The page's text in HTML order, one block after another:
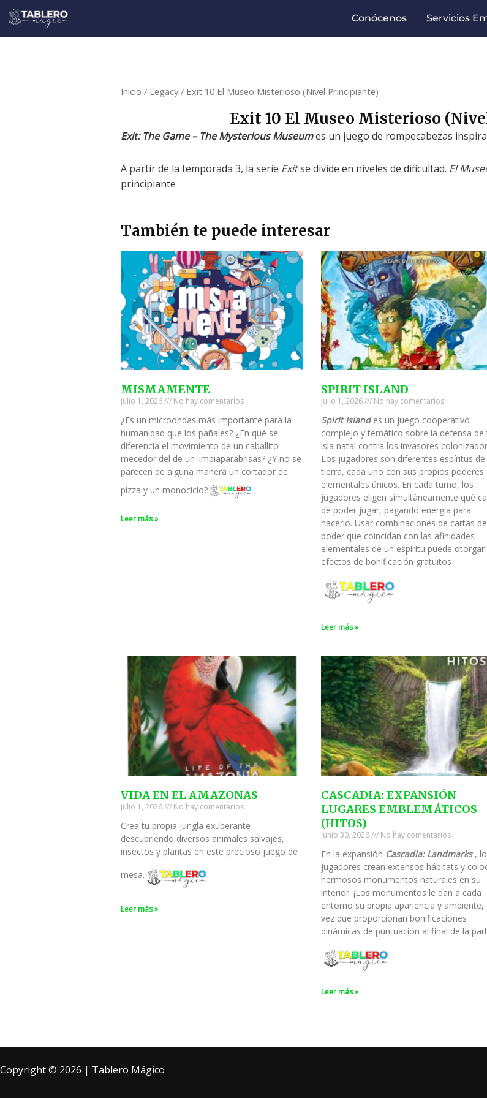
contenido
Conócenos Servicios
Inicio / Legacy/ Exit 10 El Museo Misterioso (Nivel Principiante)
Exit 10 El Museo Misterioso
Exit: The Game – The Mysterious Museumes un juego de rompecabezas
A partir de la temporada 3, la serie Exitse divide en niveles de dificultad. El
principiante
También te puede interesar
MISMAMENTE
julio 1, 2026 No hay comentarios
¿Es un microondas más importante para la
humanidad que los pañales? ¿En qué se
diferencia el movimiento de un caballito
mecedor del de un limpiaparabrisas? ¿Y no se
parecen de alguna manera un cortador de
pizza y un monociclo?
Leer más »
SPIRIT ISLAND
julio 1, 2026 No hay comentarios
Spirit Islandes un juego cooperativo
complejo y temático sobre la defensa de
isla natal contra los invasores
Los jugadores son diferentes espíritus de
tierra, cada uno con sus propios poderes
elementales únicos. En cada turno, los
jugadores eligen simultáneamente qué
de poder jugar, pagando energía para
hacerlo. Usar combinaciones de cartas de
poder que coincidan con las afinidades
elementales de un espíritu puede otorgar
efectos de bonificación gratuitos
Leer más »
VIDA EN EL AMAZONAS
julio 1, 2026 No hay comentarios
Crea tu propia jungla exuberante
descubriendo diversos animales salvajes,
insectos y plantas en este precioso juego de
mesa.
Leer más »
CASCADIA: EXPANSIÓN
LUGARES EMBLEMÁTICOS
(HITOS)
junio 30, 2026 No hay comentarios
En la expansión Cascadia: Landmarks,
jugadores crean extensos hábitats y
hermosos monumentos naturales en su
interior. ¡Los monumentos le dan a cada
entorno su propia apariencia y ambiente,
vez que proporcionan bonificaciones
dinámicas de puntuación al final de la
Leer más »
Copyright © 2026 | Tablero Mágico